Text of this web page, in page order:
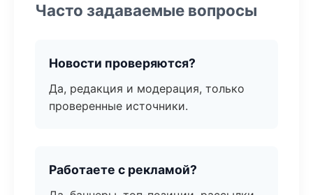
Часто задаваемые вопросы
Новости проверяются?
Да, редакция и модерация, только
проверенные источники.
Работаете с рекламой?